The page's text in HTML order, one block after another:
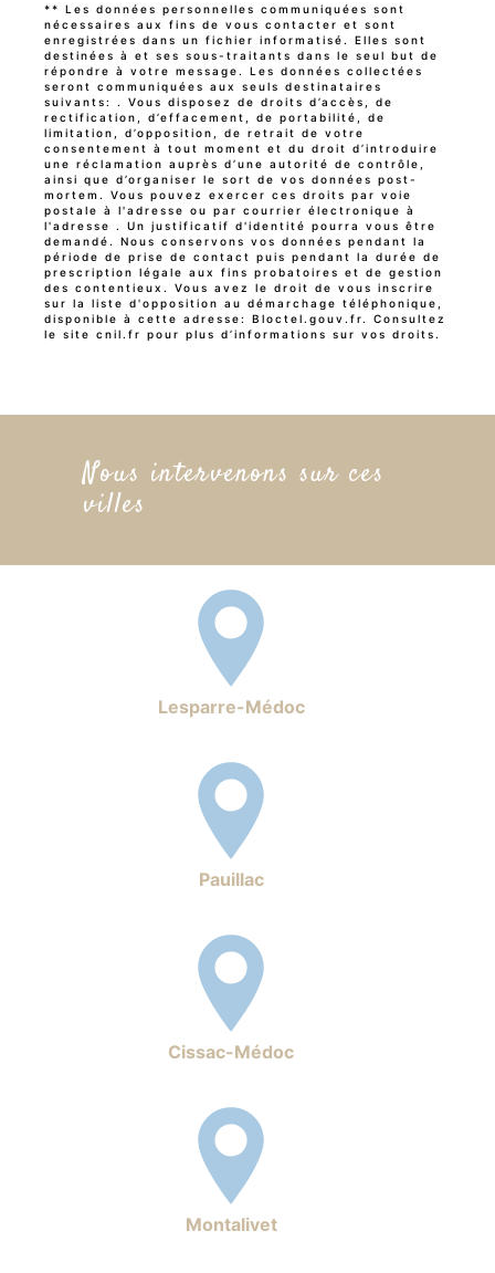
** Les données personnelles communiquées sont
nécessaires aux fins de vous contacter et sont
enregistrées dans un fichier informatisé. Elles sont
destinées à et ses sous-traitants dans le seul but de
répondre à votre message. Les données collectées
seront communiquées aux seuls destinataires
suivants: . Vous disposez de droits d’accès, de
rectification, d’effacement, de portabilité, de
limitation, d’opposition, de retrait de votre
consentement à tout moment et du droit d’introduire
une réclamation auprès d’une autorité de contrôle,
ainsi que d’organiser le sort de vos données post-
mortem. Vous pouvez exercer ces droits par voie
postale à l'adresse ou par courrier électronique à
l'adresse . Un justificatif d'identité pourra vous être
demandé. Nous conservons vos données pendant la
période de prise de contact puis pendant la durée de
prescription légale aux fins probatoires et de gestion
des contentieux. Vous avez le droit de vous inscrire
sur la liste d'opposition au démarchage téléphonique,
disponible à cette adresse: Bloctel.gouv.fr. Consultez
le site cnil.fr pour plus d’informations sur vos droits.
Nous intervenons sur ces
villes
Lesparre-Médoc
Pauillac
Cissac-Médoc
Montalivet